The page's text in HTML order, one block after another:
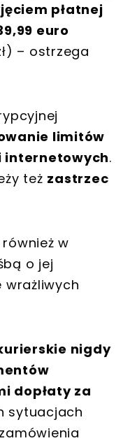
płatnej
euro
– ostrzega
limitów
internetowych.
też zastrzec
w
o jej
wrażliwych
nigdy
dopłaty za
sytuacjach